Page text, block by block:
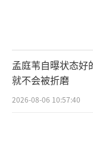
家”，从爷爷
从传统人工
与、见证了村
孟庭苇自曝状态好
就不会被折磨
2026-08-06 10:57:40